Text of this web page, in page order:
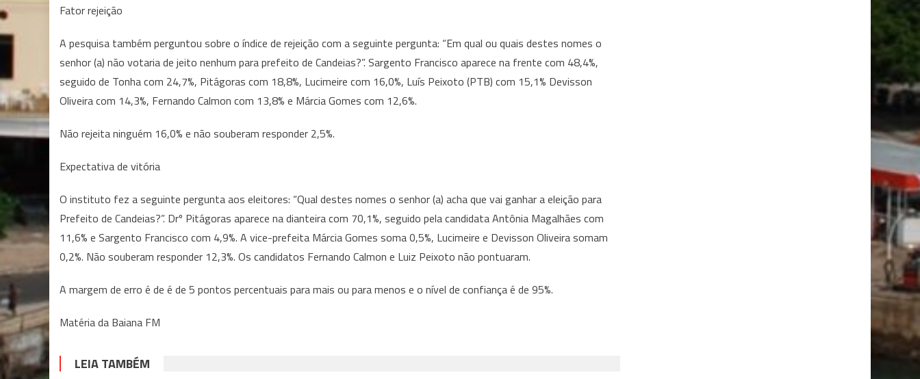
Fator rejeição
A pesquisa também perguntou sobre o índice de rejeição com a seguinte pergunta: “Em qual ou quais destes nomes o
senhor (a) não votaria de jeito nenhum para prefeito de Candeias?”. Sargento Francisco aparece na frente com 48,4%,
seguido de Tonha com 24,7%, Pitágoras com 18,8%, Lucimeire com 16,0%, Luís Peixoto (PTB) com 15,1% Devisson
Oliveira com 14,3%, Fernando Calmon com 13,8% e Márcia Gomes com 12,6%.
Não rejeita ninguém 16,0% e não souberam responder 2,5%.
Expectativa de vitória
O instituto fez a seguinte pergunta aos eleitores: “Qual destes nomes o senhor (a) acha que vai ganhar a eleição para
Prefeito de Candeias?”. Drº Pitágoras aparece na dianteira com 70,1%, seguido pela candidata Antônia Magalhães com
11,6% e Sargento Francisco com 4,9%. A vice-prefeita Márcia Gomes soma 0,5%, Lucimeire e Devisson Oliveira somam
0,2%. Não souberam responder 12,3%. Os candidatos Fernando Calmon e Luiz Peixoto não pontuaram.
A margem de erro é de é de 5 pontos percentuais para mais ou para menos e o nível de confiança é de 95%.
Matéria da Baiana FM
LEIA TAMBÉM